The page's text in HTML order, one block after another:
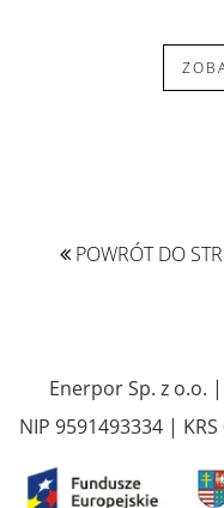
POWRÓT DO
Enerpor Sp. z o.o.
NIP 9591493334 |